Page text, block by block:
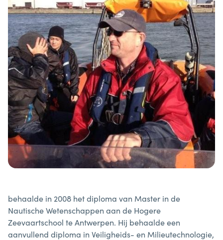
behaalde in 2008 het diploma van Master in de
Nautische Wetenschappen aan de Hogere
Zeevaartschool te Antwerpen. Hij behaalde een
aanvullend diploma in Veiligheids- en Milieutechnologie,